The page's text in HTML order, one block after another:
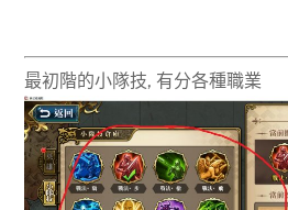
最初階的小隊技, 有分各種職業